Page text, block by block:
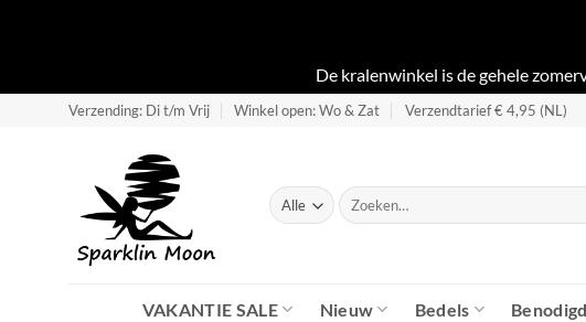
De kralenwinkel is de gehele
Verzending: Di t/m Vrij Winkel open: Wo & Zat Verzendtarief € 4,95 (NL)
Zoeken
naar:
VAKANTIE SALE Nieuw Bedels